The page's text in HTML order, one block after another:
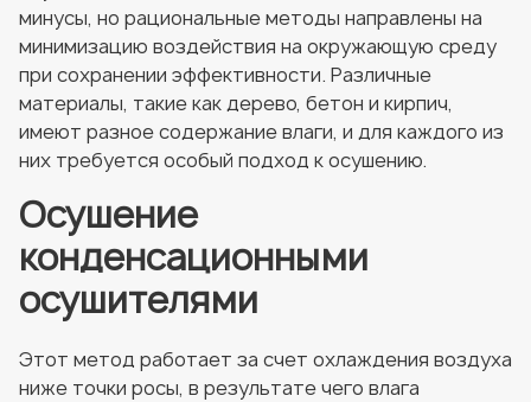
минусы, но рациональные методы направлены на
минимизацию воздействия на окружающую среду
при сохранении эффективности. Различные
материалы, такие как дерево, бетон и кирпич,
имеют разное содержание влаги, и для каждого из
них требуется особый подход к осушению.
Осушение
конденсационными
осушителями
Этот метод работает за счет охлаждения воздуха
ниже точки росы, в результате чего влага